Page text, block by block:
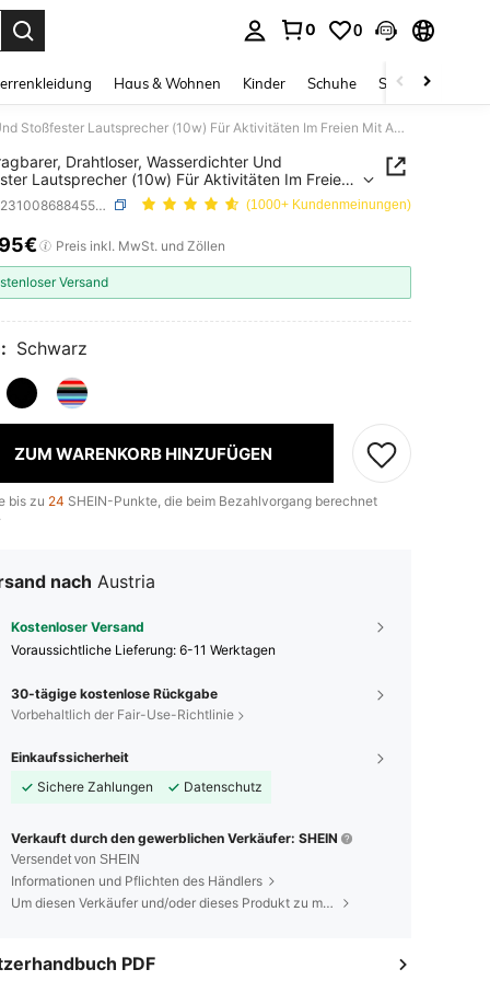
0 0
Haus & Wohnen Kinder Schuhe Schmuck &
T&G Tragbarer, Drahtloser, Wasserdichter Und Stoßfester Lautsprecher (10w) Für Aktivitäten Im Freien Mit Aufhängegurt, Karten/usb-wiedergabe, Audio-ausgabe Und Integriertem Lithium-akku Für Verbesserten Bass
Drahtloser, Wasserdichter Und
Lautsprecher (10w) Für Aktivitäten Im Freien
Karten/usb-wiedergabe, Audio-
Und Integriertem Lithium-akku Für
Bass
SKU: se2310086884553512 (1000+ Kundenmeinungen)
AND AVAILABILITY
Preis inkl. MwSt. und Zöllen
Versand
Schwarz
ZUM WARENKORB HINZUFÜGEN
bis zu 24 SHEIN-Punkte, die beim Bezahlvorgang berechnet
nach Austria
Kostenloser Versand
Voraussichtliche Lieferung: 6-11 Werktagen
30-tägige kostenlose Rückgabe
Vorbehaltlich der Fair-Use-Richtlinie
Einkaufssicherheit
Sichere Zahlungen
Datenschutz
Verkauft durch den gewerblichen Verkäufer: SHEIN
Versendet von SHEIN
Informationen und Pflichten des Händlers
Um diesen Verkäufer und/oder dieses Produkt zu melden
PDF